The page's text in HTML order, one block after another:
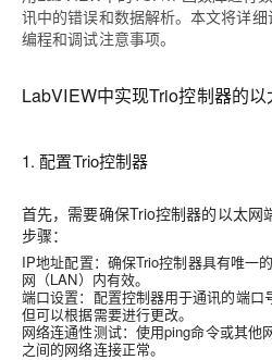
讯中的错误和数据解析。本文将详细
编程和调试注意事项。
LabVIEW中实现Trio控制器的
1. 配置Trio控制器
首先，需要确保Trio控制器的以太网
步骤：
IP地址配置：确保Trio控制器具有唯一
网（LAN）内有效。
端口设置：配置控制器用于通讯的端口
但可以根据需要进行更改。
网络连通性测试：使用ping命令或其他
之间的网络连接正常。